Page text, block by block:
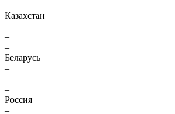
–
Казахстан
–
–
–
Беларусь
–
–
–
Россия
–